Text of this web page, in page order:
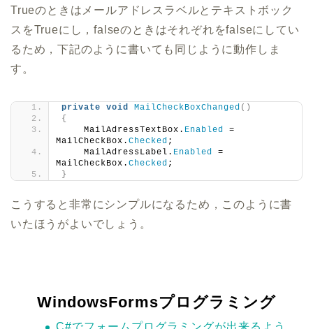
Trueのときはメールアドレスラベルとテキストボック
スをTrueにし，falseのときはそれぞれをfalseにしてい
るため，下記のように書いても同じように動作しま
す。
private void MailCheckBoxChanged ()
{
    MailAdressTextBox.
Enabled =
MailCheckBox. Checked ;
    MailAdressLabel.
Enabled =
MailCheckBox. Checked ;
}
こうすると非常にシンプルになるため，このように書
いたほうがよいでしょう。
WindowsFormsプログラミング
C#でフォームプログラミングが出来るよう